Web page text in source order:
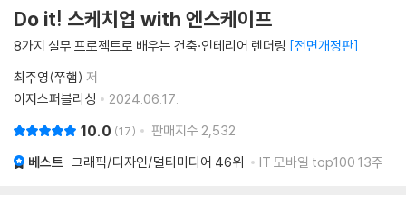
Do it! 스케치업 with 엔스케이프
8가지 실무 프로젝트로 배우는 건축·인테리어 렌더링 전면개정판
최주영(쭈햄) 저
이지스퍼블리싱
2024.06.17.
10.0 17 판매지수 2,532
베스트 그래픽/디자인/멀티미디어 46위 IT 모바일 top100 13주